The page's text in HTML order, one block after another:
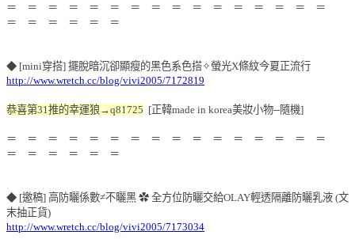
＝ ＝ ＝ ＝ ＝ ＝ ＝ ＝ ＝ ＝ ＝ ＝ ＝ ＝ ＝ ＝
＝ ＝ ＝ ＝ ＝ ＝
◆ [mini穿搭] 擺脫暗沉卻顯瘦的黑色系色搭✧螢光X條紋今夏正流行
http://www.wretch.cc/blog/vivi2005/7172819
恭喜第31推的幸運狼→q81725 [正韓made in korea美妝小物--隨機]
＝ ＝ ＝ ＝ ＝ ＝ ＝ ＝ ＝ ＝ ＝ ＝ ＝ ＝ ＝ ＝
＝ ＝ ＝ ＝ ＝ ＝
◆ [邀稿] 高防曬係數≠不曬黑 ✿ 全方位防曬交給OLAY輕透隔離防曬乳液 (文
末抽正貨)
http://www.wretch.cc/blog/vivi2005/7173034